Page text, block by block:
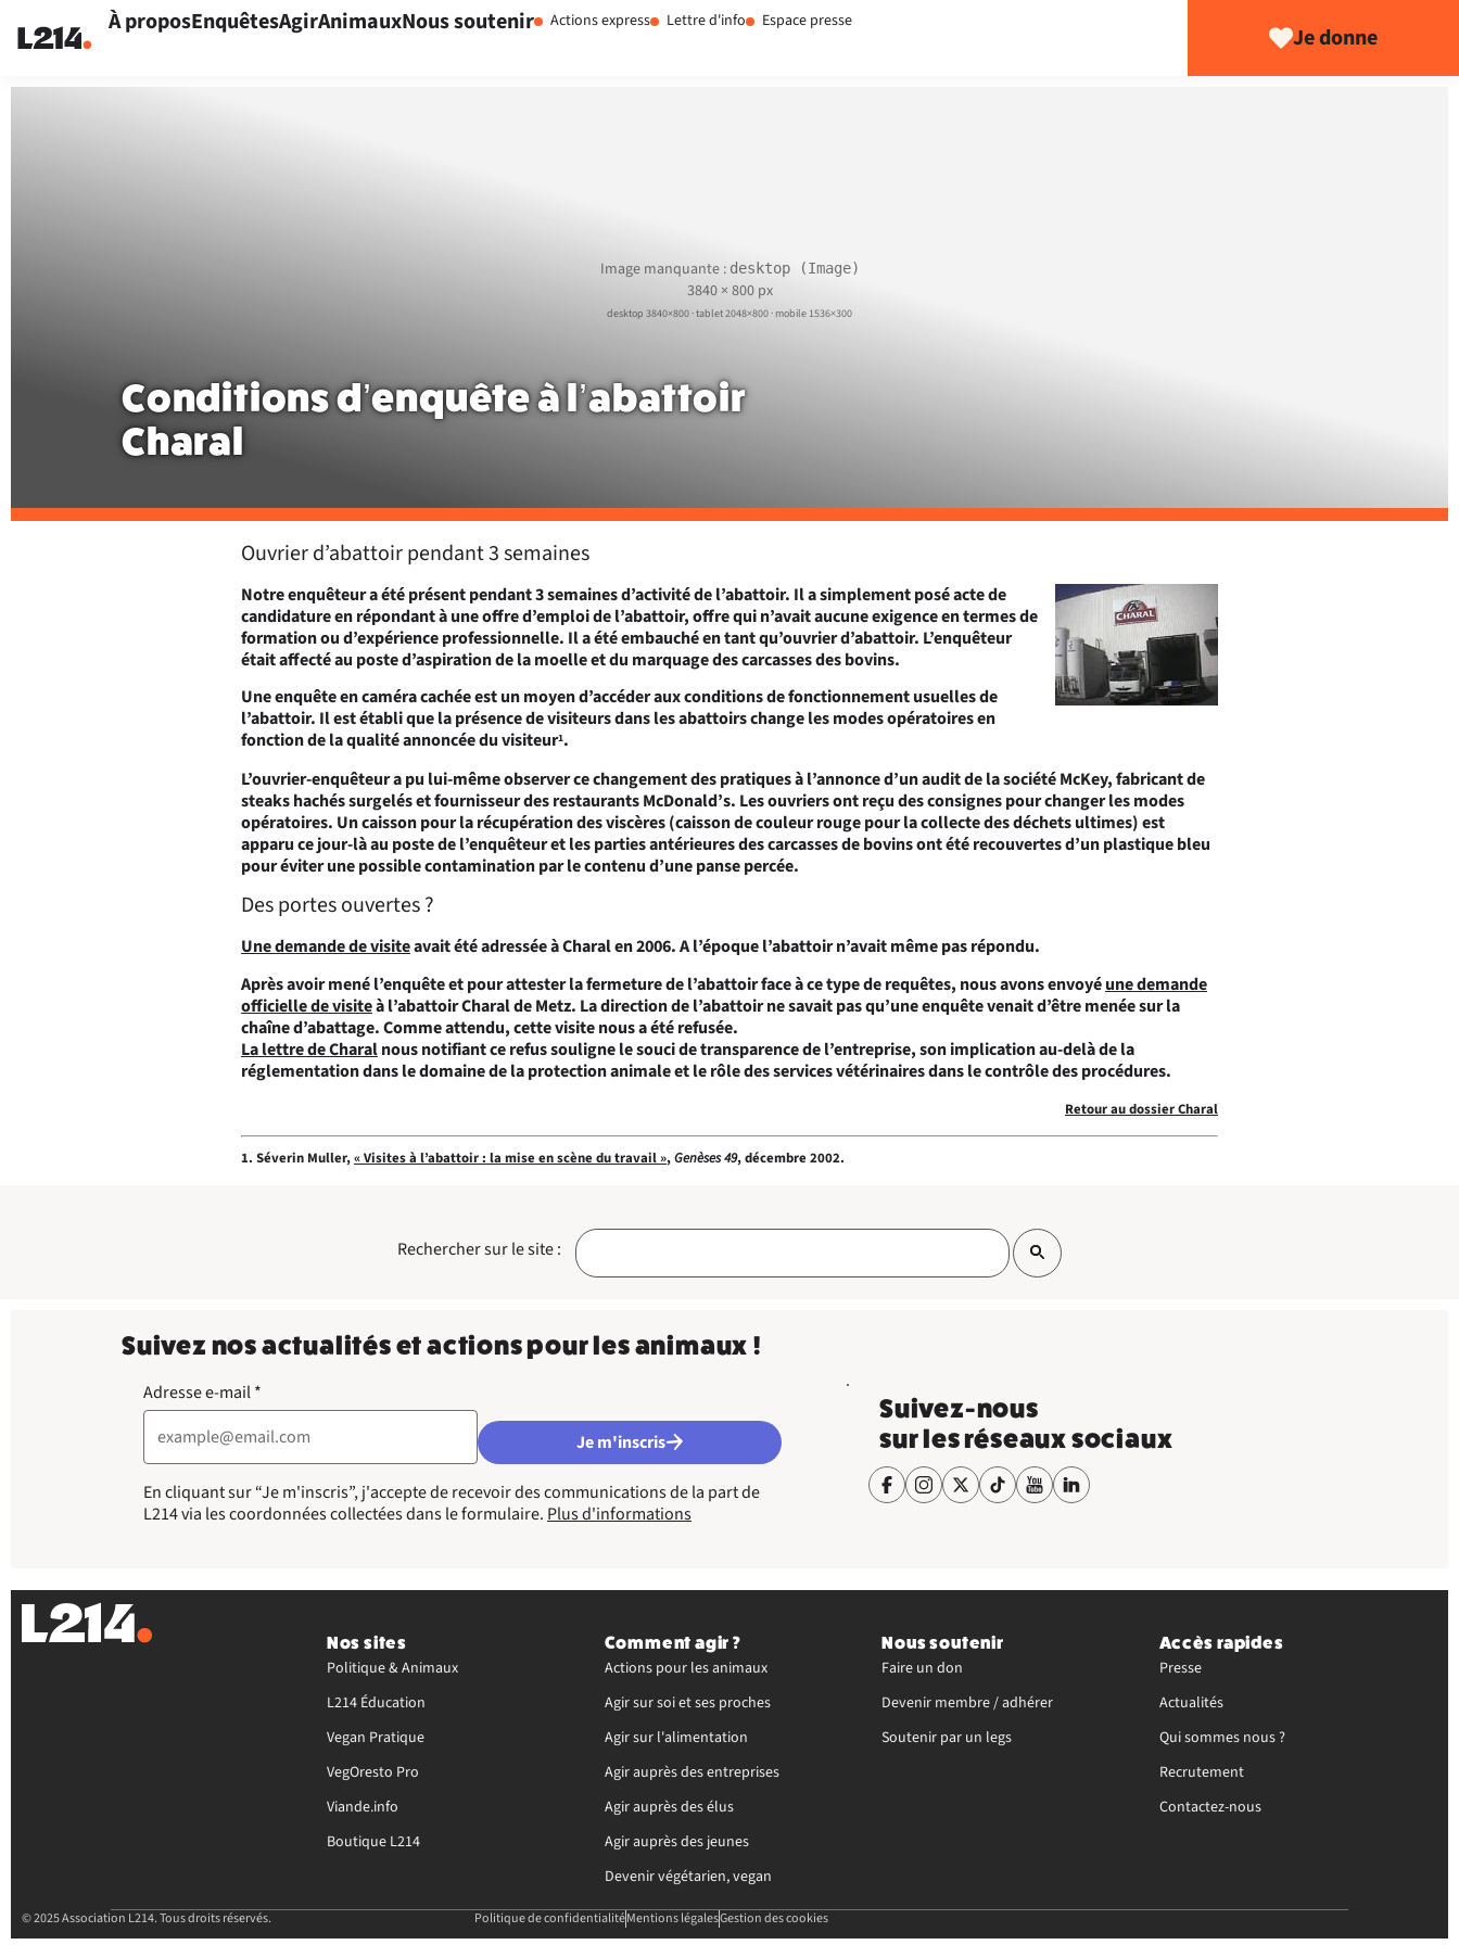
À proposEnquêtesAgirAnimauxNous soutenir Actions express Lettre d'info Espace presse
Je donne
Image manquante : desktop (Image)
3840 × 800 px
desktop 3840×800 · tablet 2048×800 · mobile 1536×300
Conditions d’enquête à l’abattoir
Charal
Ouvrier d’abattoir pendant 3 semaines
Notre enquêteur a été présent pendant 3 semaines d’activité de l’abattoir. Il a simplement posé acte de
candidature en répondant à une offre d’emploi de l’abattoir, offre qui n’avait aucune exigence en termes de
formation ou d’expérience professionnelle. Il a été embauché en tant qu’ouvrier d’abattoir. L’enquêteur
était affecté au poste d’aspiration de la moelle et du marquage des carcasses des bovins.
Une enquête en caméra cachée est un moyen d’accéder aux conditions de fonctionnement usuelles de
l’abattoir. Il est établi que la présence de visiteurs dans les abattoirs change les modes opératoires en
fonction de la qualité annoncée du visiteur1.
L’ouvrier-enquêteur a pu lui-même observer ce changement des pratiques à l’annonce d’un audit de la société McKey, fabricant de
steaks hachés surgelés et fournisseur des restaurants McDonald’s. Les ouvriers ont reçu des consignes pour changer les modes
opératoires. Un caisson pour la récupération des viscères (caisson de couleur rouge pour la collecte des déchets ultimes) est
apparu ce jour-là au poste de l’enquêteur et les parties antérieures des carcasses de bovins ont été recouvertes d’un plastique bleu
pour éviter une possible contamination par le contenu d’une panse percée.
Des portes ouvertes ?
Une demande de visiteavait été adressée à Charal en 2006. A l’époque l’abattoir n’avait même pas répondu.
Après avoir mené l’enquête et pour attester la fermeture de l’abattoir face à ce type de requêtes, nous avons envoyéune demande
officielle de visiteà l’abattoir Charal de Metz. La direction de l’abattoir ne savait pas qu’une enquête venait d’être menée sur la
chaîne d’abattage. Comme attendu, cette visite nous a été refusée.
La lettre de Charalnous notifiant ce refus souligne le souci de transparence de l’entreprise, son implication au-delà de la
réglementation dans le domaine de la protection animale et le rôle des services vétérinaires dans le contrôle des procédures.
Retour au dossier Charal
1. Séverin Muller,« Visites à l’abattoir : la mise en scène du travail »,Genèses 49, décembre 2002.
Rechercher sur le site :
Suivez nos actualités et actions pour les animaux !
Adresse e-mail*
Je m'inscris
En cliquant sur “Je m'inscris”, j'accepte de recevoir des communications de la part de
L214 via les coordonnées collectées dans le formulaire. Plus d'informations
Suivez-nous
sur les réseaux sociaux
Nos sites
Politique & Animaux
L214 Éducation
Vegan Pratique
VegOresto Pro
Viande.info
Boutique L214
Comment agir ?
Actions pour les animaux
Agir sur soi et ses proches
Agir sur l'alimentation
Agir auprès des entreprises
Agir auprès des élus
Agir auprès des jeunes
Devenir végétarien, vegan
Nous soutenir
Faire un don
Devenir membre / adhérer
Soutenir par un legs
Accès rapides
Presse
Actualités
Qui sommes nous ?
Recrutement
Contactez-nous
© 2025 Association L214.Tous droits réservés. Politique de confidentialitéMentions légalesGestion des cookies